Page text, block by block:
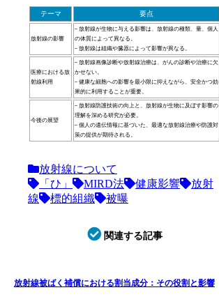
テーマ 要点
放射線の影響
– 放射線が生物に与える影響は、放射線の種類、量、個人
の体質によって異なる。
– 放射線は組織や臓器によって影響が異なる。
医療における放
射線利用
– 放射線画像診断や放射線治療は、がんの診断や治療に欠
かせない。
– 健康な細胞への影響を最小限に抑えながら、安全かつ効
果的に利用することが重要。
今後の展望
– 放射線防護技術の向上と、放射線が生物に及ぼす影響の
理解を深める研究が必要。
– 個人の遺伝情報に基づいた、最適な放射線治療や防護対
策の提供が期待される。
放射線について
「ひ」
MIRD法 健康影響
放射
線
標的組織 被曝
関連する記事
放射線被ばく補償における割当成分：その役割と影響